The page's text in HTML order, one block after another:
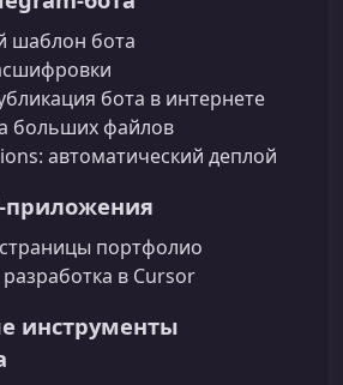
шаблон бота
бота в интернете
больших файлов
автоматический деплой
портфолио
в Cursor
инструменты